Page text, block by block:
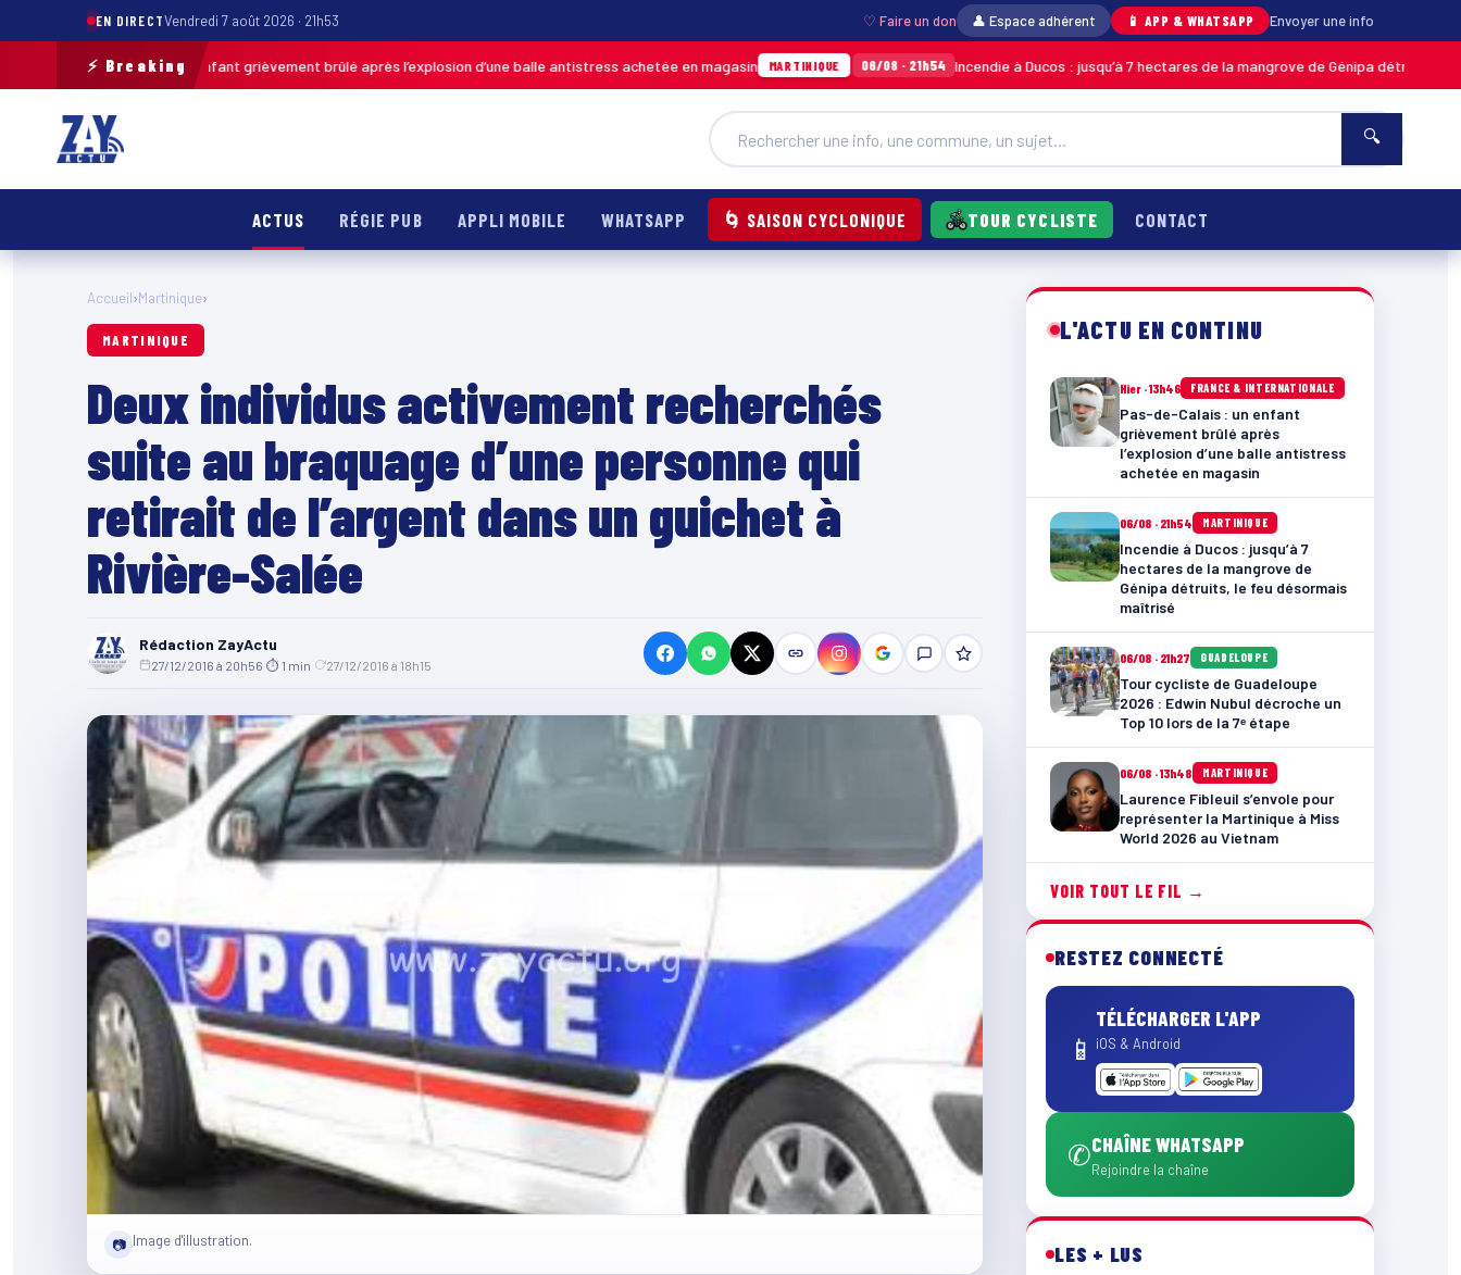
EN DIRECTVendredi 7 août 2026 · 21h53 ♡ Faire un don 👤 Espace adhérent 📱 APP & WHATSAPP Envoyer une info
⚡ Breaking
Pas-de-Calais : un enfant grièvement brûlé après l’explosion d’une balle antistress achetée en magasin MARTINIQUE 06/08 · 21h54 Incendie à Ducos : jusqu’à 7 hectares de la mangrove de Génipa détruits, le feu
🔍
ACTUS RÉGIE PUB APPLI MOBILE WHATSAPP 🌀 SAISON CYCLONIQUE TOUR CYCLISTE CONTACT
Accueil›Martinique›
MARTINIQUE
Deux individus activement recherchés
suite au braquage d’une personne qui
retirait de l’argent dans un guichet à
Rivière-Salée
Rédaction ZayActu
27/12/2016 à 20h56 ⏱ 1 min 27/12/2016 à 18h15
📷 Image d'illustration.
L'ACTU EN CONTINU
Hier · 13h46 FRANCE & INTERNATIONALE
Pas-de-Calais : un enfant
grièvement brûlé après
l’explosion d’une balle antistress
achetée en magasin
06/08 · 21h54 MARTINIQUE
Incendie à Ducos : jusqu’à 7
hectares de la mangrove de
Génipa détruits, le feu désormais
maîtrisé
06/08 · 21h27 GUADELOUPE
Tour cycliste de Guadeloupe
2026 : Edwin Nubul décroche un
Top 10 lors de la 7ᵉ étape
06/08 · 13h48 MARTINIQUE
Laurence Fibleuil s’envole pour
représenter la Martinique à Miss
World 2026 au Vietnam
VOIR TOUT LE FIL →
RESTEZ CONNECTÉ
📱
TÉLÉCHARGER L'APP
iOS & Android
✆CHAÎNE WHATSAPP
Rejoindre la chaîne
LES + LUS